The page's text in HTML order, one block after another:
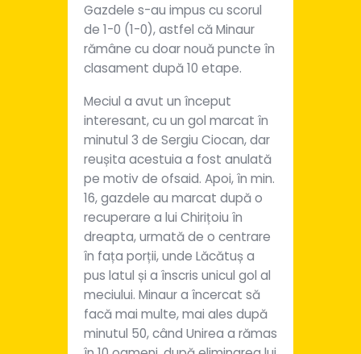
Gazdele s-au impus cu scorul
de 1-0 (1-0), astfel că Minaur
rămâne cu doar nouă puncte în
clasament după 10 etape.
Meciul a avut un început
interesant, cu un gol marcat în
minutul 3 de Sergiu Ciocan, dar
reușita acestuia a fost anulată
pe motiv de ofsaid. Apoi, în min.
16, gazdele au marcat după o
recuperare a lui Chirițoiu în
dreapta, urmată de o centrare
în fața porții, unde Lăcătuș a
pus latul și a înscris unicul gol al
meciului. Minaur a încercat să
facă mai multe, mai ales după
minutul 50, când Unirea a rămas